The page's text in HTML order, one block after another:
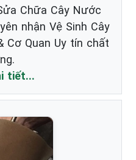
Chữa Cây Nước
nhận Vệ Sinh Cây
Cơ Quan Uy tín chất
tiết...